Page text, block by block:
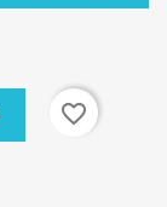
favorite_border